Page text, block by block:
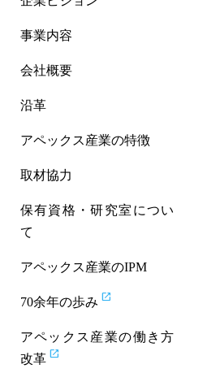
事業内容
会社概要
沿革
アペックス産業の特徴
取材協力
保有資格・研究室につい
て
アペックス産業のIPM
70余年の歩み open_in_new
アペックス産業の働き方
改革 open_in_new